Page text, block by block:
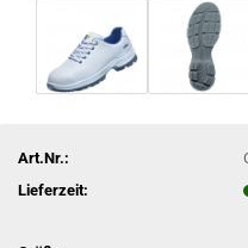
Art.Nr.:
Lieferzeit: